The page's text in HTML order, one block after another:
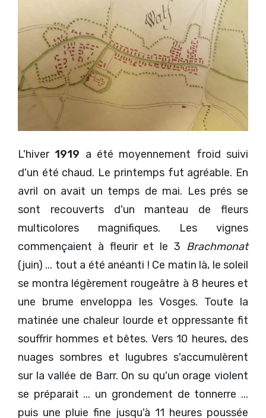
L'hiver 1919 a été moyennement froid suivi
d'un été chaud. Le printemps fut agréable. En
avril on avait un temps de mai. Les prés se
sont recouverts d'un manteau de fleurs
multicolores magnifiques. Les vignes
commençaient à fleurir et le 3 Brachmonat
(juin) ... tout a été anéanti ! Ce matin là, le soleil
se montra légèrement rougeâtre à 8 heures et
une brume enveloppa les Vosges. Toute la
matinée une chaleur lourde et oppressante fit
souffrir hommes et bêtes. Vers 10 heures, des
nuages sombres et lugubres s'accumulèrent
sur la vallée de Barr. On su qu'un orage violent
se préparait ... un grondement de tonnerre ...
puis une pluie fine jusqu'à 11 heures poussée